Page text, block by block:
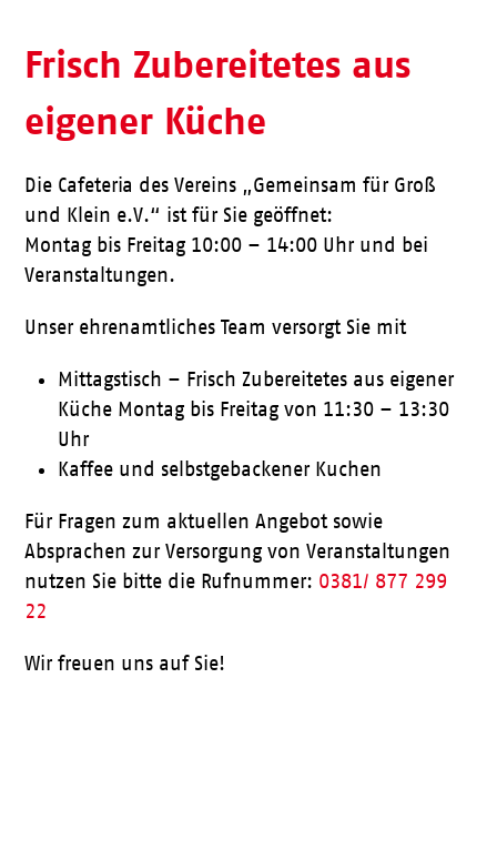
Frisch Zubereitetes aus
eigener Küche
Die Cafeteria des Vereins „Gemeinsam für Groß
und Klein e.V.“ ist für Sie geöffnet:
Montag bis Freitag 10:00 – 14:00 Uhr und bei
Veranstaltungen.
Unser ehrenamtliches Team versorgt Sie mit
Mittagstisch – Frisch Zubereitetes aus eigener
Küche Montag bis Freitag von 11:30 – 13:30
Uhr
Kaffee und selbstgebackener Kuchen
Für Fragen zum aktuellen Angebot sowie
Absprachen zur Versorgung von Veranstaltungen
nutzen Sie bitte die Rufnummer: 0381/ 877 299
22
Wir freuen uns auf Sie!